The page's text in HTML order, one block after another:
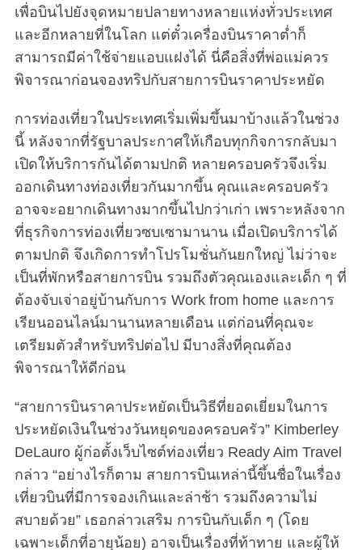
เพื่อบินไปยังจุดหมายปลายทางหลายแห่งทั่วประเทศ
และอีกหลายที่ในโลก แต่ตั๋วเครื่องบินราคาต่ำก็
สามารถมีค่าใช้จ่ายแอบแฝงได้ นี่คือสิ่งที่พ่อแม่ควร
พิจารณาก่อนจองทริปกับสายการบินราคาประหยัด
การท่องเที่ยวในประเทศเริ่มเพิ่มขึ้นมาบ้างแล้วในช่วง
นี้ หลังจากที่รัฐบาลประกาศให้เกือบทุกกิจการกลับมา
เปิดให้บริการกันได้ตามปกติ หลายครอบครัวจึงเริ่ม
ออกเดินทางท่องเที่ยวกันมากขึ้น คุณและครอบครัว
อาจจะอยากเดินทางมากขึ้นไปกว่าเก่า เพราะหลังจาก
ที่ธุรกิจการท่องเที่ยวซบเซามานาน เมื่อเปิดบริการได้
ตามปกติ จึงเกิดการทำโปรโมชั่นกันยกใหญ่ ไม่ว่าจะ
เป็นที่พักหรือสายการบิน รวมถึงตัวคุณเองและเด็ก ๆ ที่
ต้องจับเจ่าอยู่บ้านกับการ Work from home และการ
เรียนออนไลน์มานานหลายเดือน แต่ก่อนที่คุณจะ
เตรียมตัวสำหรับทริปต่อไป มีบางสิ่งที่คุณต้อง
พิจารณาให้ดีก่อน
“สายการบินราคาประหยัดเป็นวิธีที่ยอดเยี่ยมในการ
ประหยัดเงินในช่วงวันหยุดของครอบครัว” Kimberley
DeLauro ผู้ก่อตั้งเว็บไซต์ท่องเที่ยว Ready Aim Travel
กล่าว “อย่างไรก็ตาม สายการบินเหล่านี้ขึ้นชื่อในเรื่อง
เที่ยวบินที่มีการจองเกินและล่าช้า รวมถึงความไม่
สบายด้วย” เธอกล่าวเสริม การบินกับเด็ก ๆ (โดย
เฉพาะเด็กที่อายุน้อย) อาจเป็นเรื่องที่ท้าทาย และผู้ให้